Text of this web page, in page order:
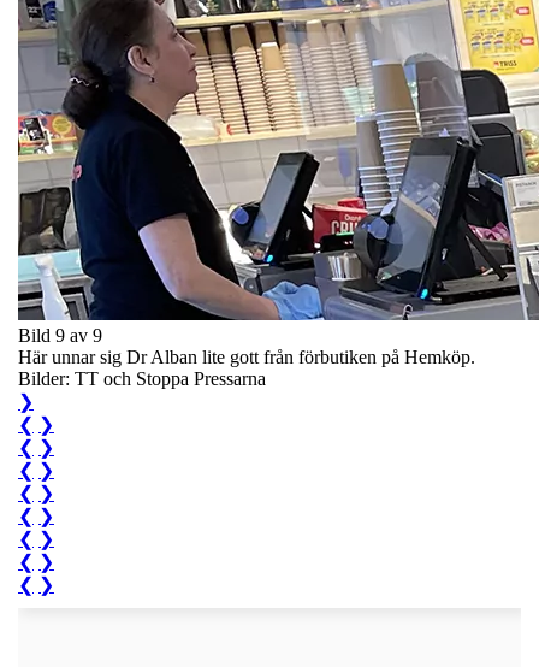
Bild 9 av 9
Här unnar sig Dr Alban lite gott från förbutiken på Hemköp.
Bilder: TT och Stoppa Pressarna
❯
❮ ❯
❮ ❯
❮ ❯
❮ ❯
❮ ❯
❮ ❯
❮ ❯
❮ ❯